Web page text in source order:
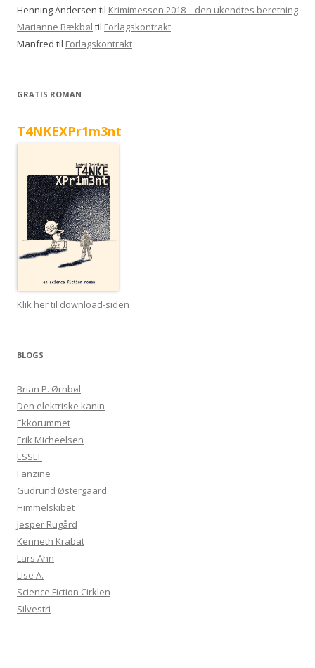
Henning Andersen til Krimimessen 2018 – den ukendtes beretning
Marianne Bækbøl til Forlagskontrakt
Manfred til Forlagskontrakt
GRATIS ROMAN
T4NKEXPr1m3nt
Klik her til download-siden
BLOGS
Brian P. Ørnbøl
Den elektriske kanin
Ekkorummet
Erik Micheelsen
ESSEF
Fanzine
Gudrund Østergaard
Himmelskibet
Jesper Rugård
Kenneth Krabat
Lars Ahn
Lise A.
Science Fiction Cirklen
Silvestri